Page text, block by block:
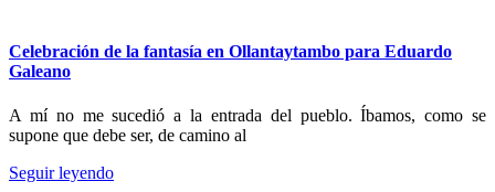
Celebración de la fantasía en Ollantaytambo para Eduardo
Galeano
A mí no me sucedió a la entrada del pueblo. Íbamos, como se
supone que debe ser, de camino al
Seguir leyendo